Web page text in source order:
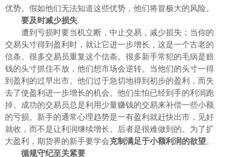
优势。假如他们无法知道这些优势，他们将冒极大的风险。
要及时减少损失
遭到亏损时要当机立断，中止交易，减少损失；当你的
交易头寸得到盈利时，就让它进一步增长，这是一个古老的
信条。很多交易员重复这个信条。很多新手常犯的毛病是赔
钱的头寸抓住不放，他们想市场会逆转。当他们的头寸一得
到盈利的过早出市。他们过于急切地得到初步的盈利，而失
去了使盈利进一步增长的机会。他们生怕已经到手的利润跑
掉。成功的交易员总是利用少量赚钱的交易来补偿一些小额
的亏损。新手的通常心理趋势是一有盈利就赶快出市，见好
就收，而不是让利润继续增长。后者是很难做到的。为了扩
大盈利，期货界的新手要学会克制满足于小额利润的欲望。
循规守纪至关紧要